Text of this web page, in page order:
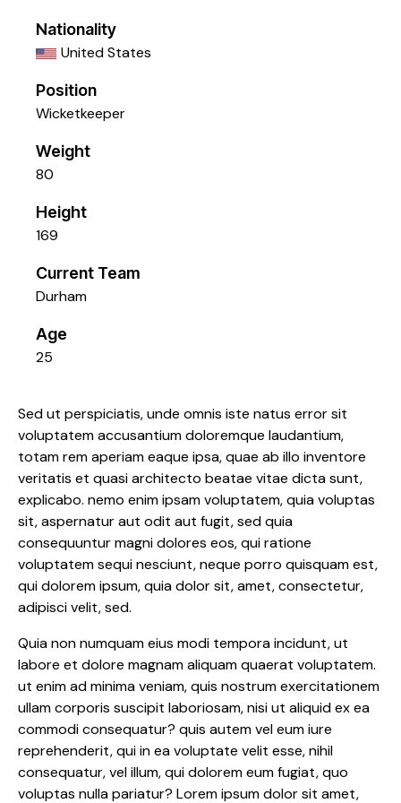
Nationality
United States
Position
Wicketkeeper
Weight
80
Height
169
Current Team
Durham
Age
25
Sed ut perspiciatis, unde omnis iste natus error sit
voluptatem accusantium doloremque laudantium,
totam rem aperiam eaque ipsa, quae ab illo inventore
veritatis et quasi architecto beatae vitae dicta sunt,
explicabo. nemo enim ipsam voluptatem, quia voluptas
sit, aspernatur aut odit aut fugit, sed quia
consequuntur magni dolores eos, qui ratione
voluptatem sequi nesciunt, neque porro quisquam est,
qui dolorem ipsum, quia dolor sit, amet, consectetur,
adipisci velit, sed.
Quia non numquam eius modi tempora incidunt, ut
labore et dolore magnam aliquam quaerat voluptatem.
ut enim ad minima veniam, quis nostrum exercitationem
ullam corporis suscipit laboriosam, nisi ut aliquid ex ea
commodi consequatur? quis autem vel eum iure
reprehenderit, qui in ea voluptate velit esse, nihil
consequatur, vel illum, qui dolorem eum fugiat, quo
voluptas nulla pariatur? Lorem ipsum dolor sit amet,